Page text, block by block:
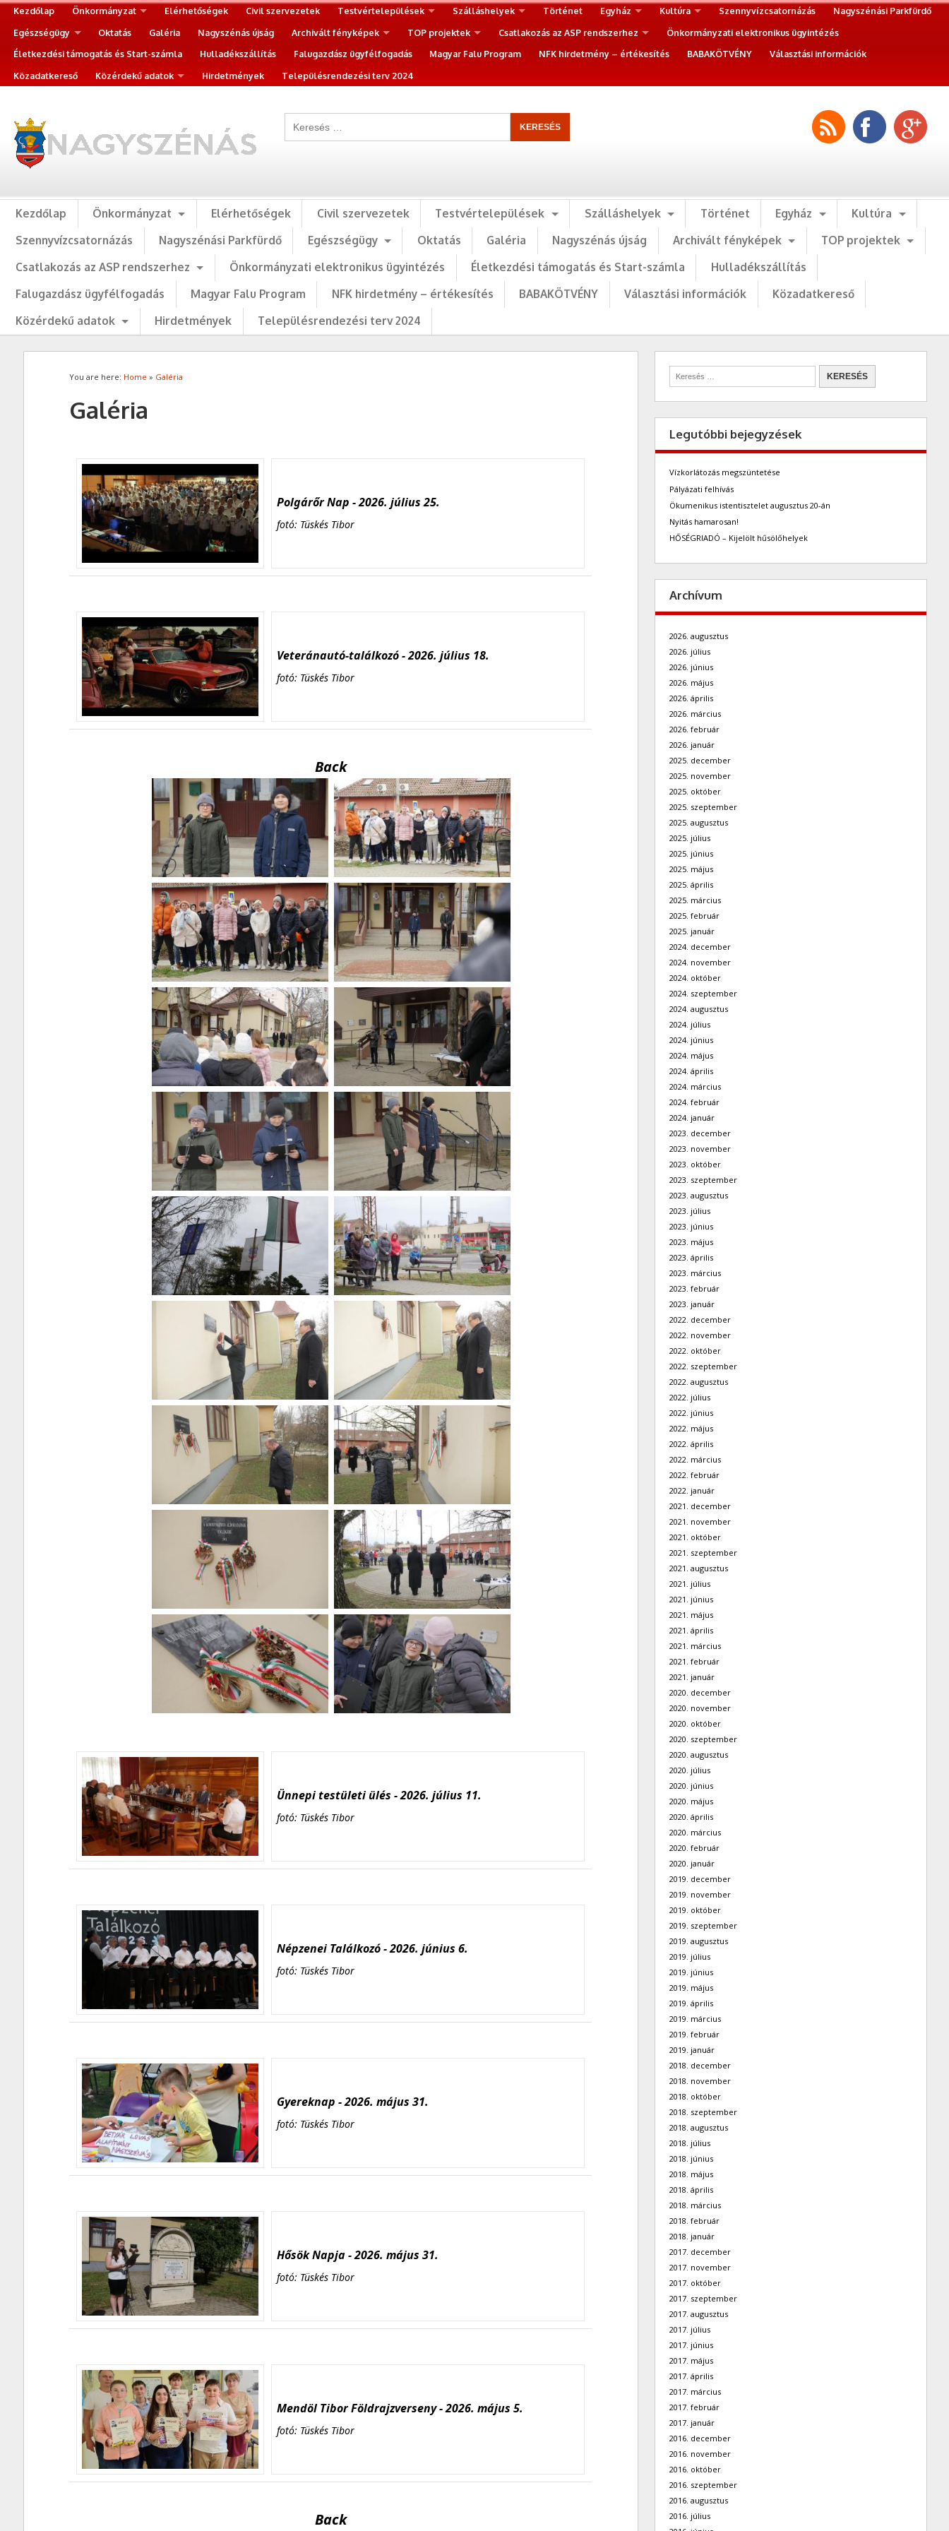
Kezdőlap Önkormányzat Elérhetőségek Civil szervezetek Testvértelepülések Szálláshelyek Történet Egyház Kultúra Szennyvízcsatornázás
Nagyszénási Parkfürdő
Egészségügy
Oktatás Galéria Nagyszénás újság Archivált fényképek TOP projektek Csatlakozás az ASP rendszerhez
Önkormányzati elektronikus ügyintézés
Életkezdési támogatás és Start-számla
Hulladékszállítás Falugazdász ügyfélfogadás Magyar Falu Program NFK hirdetmény – értékesítés BABAKÖTVÉNY
Választási információk
Közadatkereső
Közérdekű adatok Hirdetmények Településrendezési terv 2024
Kezdőlap Önkormányzat Elérhetőségek Civil szervezetek Testvértelepülések Szálláshelyek Történet Egyház
Kultúra
Szennyvízcsatornázás
Nagyszénási Parkfürdő Egészségügy Oktatás Galéria Nagyszénás újság Archivált fényképek
TOP projektek
Csatlakozás az ASP rendszerhez
Önkormányzati elektronikus ügyintézés Életkezdési támogatás és Start-számla
Hulladékszállítás
Falugazdász ügyfélfogadás
Magyar Falu Program NFK hirdetmény – értékesítés BABAKÖTVÉNY Választási információk
Közadatkereső
Közérdekű adatok
Hirdetmények Településrendezési terv 2024
You are here: Home » Galéria
Galéria
Polgárőr Nap - 2026. július 25.
fotó: Tüskés Tibor
Veteránautó-találkozó - 2026. július 18.
fotó: Tüskés Tibor
Back
Ünnepi testületi ülés - 2026. július 11.
fotó: Tüskés Tibor
Népzenei Találkozó - 2026. június 6.
fotó: Tüskés Tibor
Gyereknap - 2026. május 31.
fotó: Tüskés Tibor
Hősök Napja - 2026. május 31.
fotó: Tüskés Tibor
Mendöl Tibor Földrajzverseny - 2026. május 5.
fotó: Tüskés Tibor
Back
Legutóbbi bejegyzések
Vízkorlátozás megszüntetése
Pályázati felhívás
Ökumenikus istentisztelet augusztus 20-án
Nyitás hamarosan!
HŐSÉGRIADÓ – Kijelölt hűsölőhelyek
Archívum
2026. augusztus
2026. július
2026. június
2026. május
2026. április
2026. március
2026. február
2026. január
2025. december
2025. november
2025. október
2025. szeptember
2025. augusztus
2025. július
2025. június
2025. május
2025. április
2025. március
2025. február
2025. január
2024. december
2024. november
2024. október
2024. szeptember
2024. augusztus
2024. július
2024. június
2024. május
2024. április
2024. március
2024. február
2024. január
2023. december
2023. november
2023. október
2023. szeptember
2023. augusztus
2023. július
2023. június
2023. május
2023. április
2023. március
2023. február
2023. január
2022. december
2022. november
2022. október
2022. szeptember
2022. augusztus
2022. július
2022. június
2022. május
2022. április
2022. március
2022. február
2022. január
2021. december
2021. november
2021. október
2021. szeptember
2021. augusztus
2021. július
2021. június
2021. május
2021. április
2021. március
2021. február
2021. január
2020. december
2020. november
2020. október
2020. szeptember
2020. augusztus
2020. július
2020. június
2020. május
2020. április
2020. március
2020. február
2020. január
2019. december
2019. november
2019. október
2019. szeptember
2019. augusztus
2019. július
2019. június
2019. május
2019. április
2019. március
2019. február
2019. január
2018. december
2018. november
2018. október
2018. szeptember
2018. augusztus
2018. július
2018. június
2018. május
2018. április
2018. március
2018. február
2018. január
2017. december
2017. november
2017. október
2017. szeptember
2017. augusztus
2017. július
2017. június
2017. május
2017. április
2017. március
2017. február
2017. január
2016. december
2016. november
2016. október
2016. szeptember
2016. augusztus
2016. július